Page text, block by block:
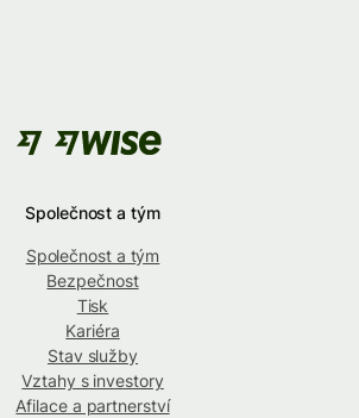
Společnost a tým
Společnost a tým
Bezpečnost
Tisk
Kariéra
Stav služby
Vztahy s investory
Afilace a partnerství